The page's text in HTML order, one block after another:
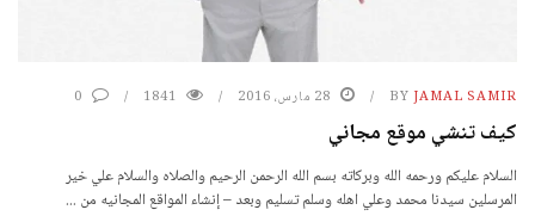
BY JAMAL SAMIR 28 مارس، 2016 1841
0
كيف تنشي موقع مجاني
السلام عليكم ورحمه الله وبركاته بسم الله الرحمن الرحيم والصلاه والسلام علي خير
المرسلين سيدنا محمد وعلي اهله وسلم تسليم وبعد – إنشاء المواقع المجانيه من ...